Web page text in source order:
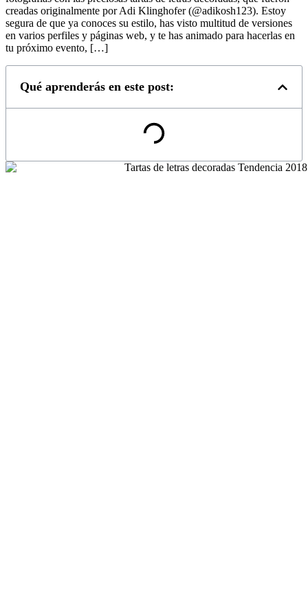
creadas originalmente por Adi Klinghofer (@adikosh123). Estoy
segura de que ya conoces su estilo, has visto multitud de versiones
en varios perfiles y páginas web, y te has animado para hacerlas en
tu próximo evento, […]
Qué aprenderás en este post: